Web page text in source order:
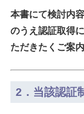
本書にて検討内
のうえ認証取得
ただきたくご案
2．当該認証